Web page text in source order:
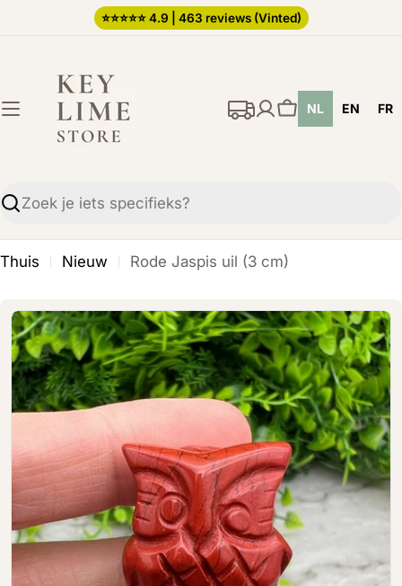
inhoud
⭐️⭐️⭐️⭐️⭐️ 4.9 | 463 reviews (Vinted)
Zoekopdracht
Winkelwagen
NL EN FR
Thuis Nieuw Rode Jaspis uil (3 cm)
Open media 0 in modal